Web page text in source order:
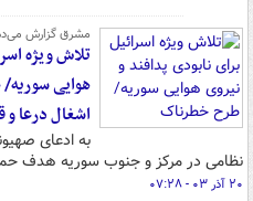
مشرق گزارش
تلاش ویژه
هوایی
اشغال درعا و
نظامی در مرکز و جنوب سوریه هدف
۲۰ آذر ۰۳ - ۰۷:۲۸